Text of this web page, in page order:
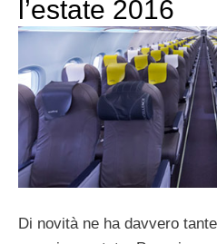
l’estate 2016
Di novità ne ha davvero tante